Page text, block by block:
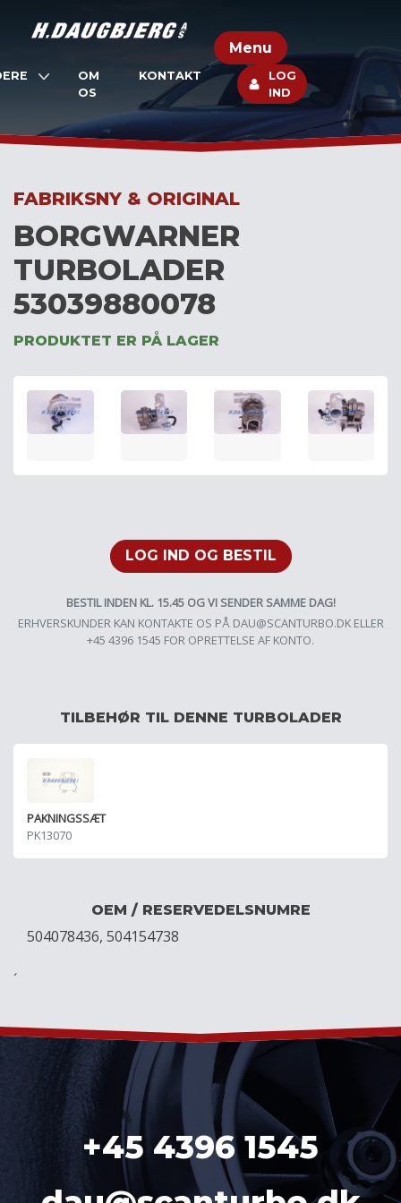
Menu
OM
OS
KONTAKT
LOG
IND
FABRIKSNY & ORIGINAL
BORGWARNER
TURBOLADER
53039880078
PRODUKTET ER PÅ LAGER
LOG IND OG BESTIL
BESTIL INDEN KL. 15.45 OG VI SENDER SAMME DAG!
ERHVERSKUNDER KAN KONTAKTE OS PÅ DAU@SCANTURBO.DKELLER
+45 4396 1545 FOR OPRETTELSE AF KONTO.
TILBEHØR TIL DENNE TURBOLADER
PAKNINGSSÆT
PK13070
OEM / RESERVEDELSNUMRE
504078436, 504154738
´
+45 4396 1545